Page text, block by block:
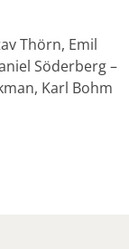
Thörn, Emil
Söderberg –
Karl Bohm